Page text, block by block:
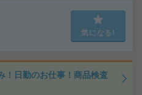
気になる!
！日勤のお仕事！商品検査